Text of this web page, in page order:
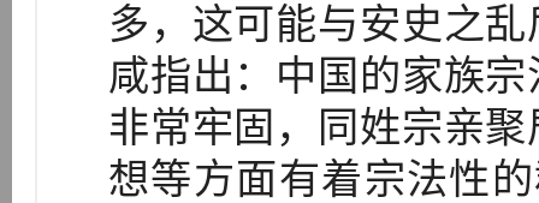
多，这可能与安史之
咸指出：中国的家族
非常牢固，同姓宗亲
想等方面有着宗法性